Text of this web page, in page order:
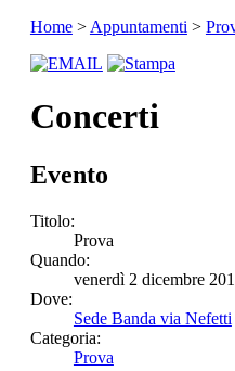
Home> Appuntamenti >
Concerti
Evento
Titolo:
Prova
Quando:
venerdì 2 dicembre
Dove:
Sede Banda via Nefetti
Categoria:
Prova